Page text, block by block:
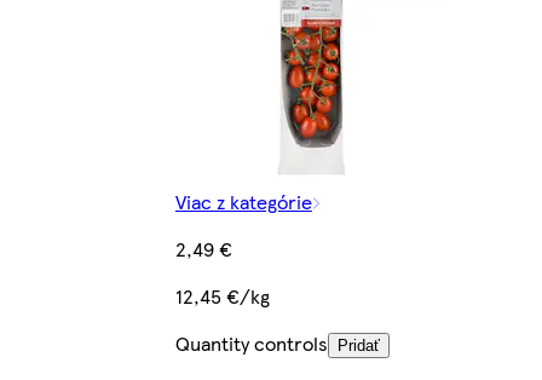
Viac z kategórie
2,49 €
12,45 €/kg
Quantity controls
Pridať